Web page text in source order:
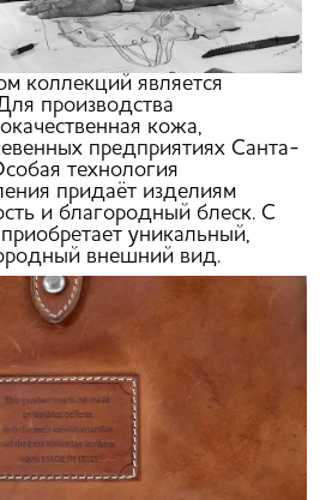
коллекций является
производства
кожа,
предприятиях Санта-
технология
придаёт изделиям
и благородный блеск. С
уникальный,
внешний вид.